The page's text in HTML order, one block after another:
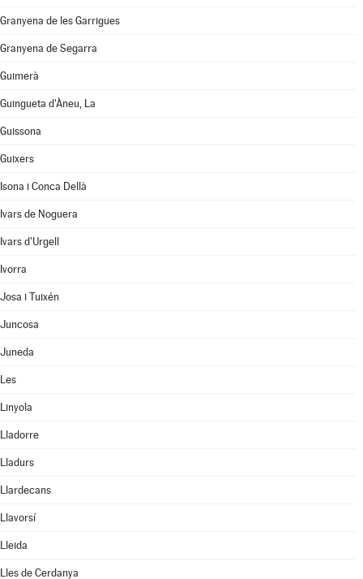
Granyena de les Garrigues
Granyena de Segarra
Guimerà
Guingueta d'Àneu, La
Guissona
Guixers
Isona i Conca Dellà
Ivars de Noguera
Ivars d'Urgell
Ivorra
Josa i Tuixén
Juncosa
Juneda
Les
Linyola
Lladorre
Lladurs
Llardecans
Llavorsí
Lleida
Lles de Cerdanya